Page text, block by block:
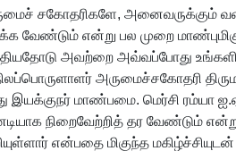
சகோதரிகளே, அனைவருக்கும்
வேண்டும் என்று பல முறை
அவற்றை அவ்வப்போது
அருமைச்சகோதரி
இயக்குநர் மாண்பமை. மெர்சி ரம்யா
நிறைவேற்றித் தர வேண்டும்
என்பதை மிகுந்த